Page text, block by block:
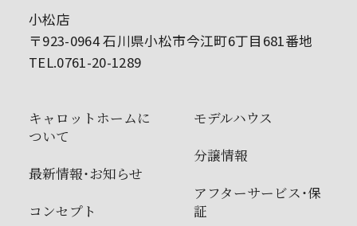
小松店
〒923-0964 石川県小松市今江町6丁目681番地
TEL.0761-20-1289
キャロットホームに
ついて
最新情報・お知らせ
コンセプト
モデルハウス
分譲情報
アフターサービス・保
証